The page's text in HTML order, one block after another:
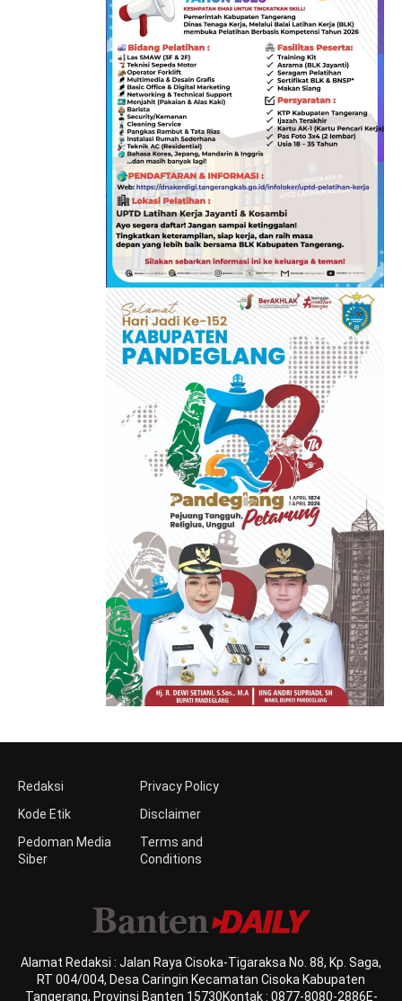
Redaksi
Kode Etik
Pedoman Media
Siber
Privacy Policy
Disclaimer
Terms and
Conditions
Alamat Redaksi : Jalan Raya Cisoka-Tigaraksa No. 88, Kp. Saga,
RT 004/004, Desa Caringin Kecamatan Cisoka Kabupaten
Tangerang, Provinsi Banten 15730Kontak : 0877-8080-2886E-